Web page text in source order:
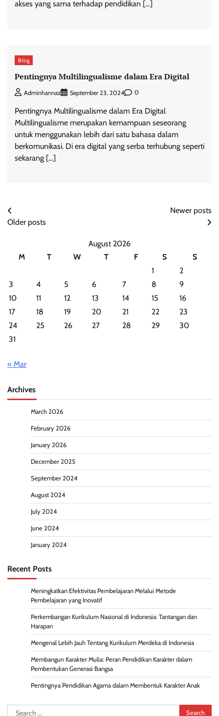
akses yang sama terhadap pendidikan […]
Blog
Pentingnya Multilingualisme dalam Era Digital
Adminhannaz September 23, 2024 0
Pentingnya Multilingualisme dalam Era Digital
Multilingualisme merupakan kemampuan seseorang
untuk menggunakan lebih dari satu bahasa dalam
berkomunikasi. Di era digital yang serba terhubung seperti
sekarang […]
Posts
navigation
Older posts
Newer posts
August 2026
M
T W T F S
S
1
2
3
4 5 6 7 8
9
10
11 12 13 14 15
16
17
18 19 20 21 22
23
24
25 26 27 28 29
30
31
« Mar
Archives
March 2026
February 2026
January 2026
December 2025
September 2024
August 2024
July 2024
June 2024
January 2024
Recent Posts
Meningkatkan Efektivitas Pembelajaran Melalui Metode
Pembelajaran yang Inovatif
Perkembangan Kurikulum Nasional di Indonesia: Tantangan dan
Harapan
Mengenal Lebih Jauh Tentang Kurikulum Merdeka di Indonesia
Membangun Karakter Mulia: Peran Pendidikan Karakter dalam
Pembentukan Generasi Bangsa
Pentingnya Pendidikan Agama dalam Membentuk Karakter Anak
Search